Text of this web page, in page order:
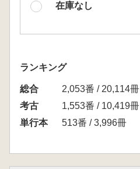
在庫なし
ランキング
総合
2,053番 / 20,114冊
考古
1,553番 / 10,419冊
単行本
513番 / 3,996冊